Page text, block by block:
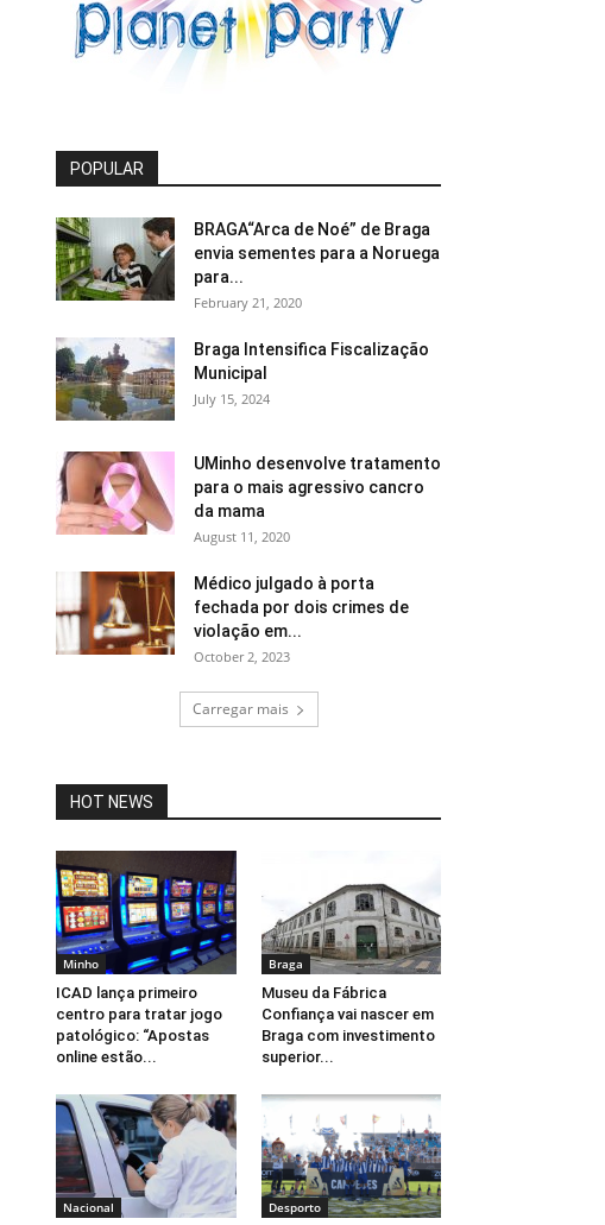
POPULAR
BRAGA“Arca de Noé” de Braga
envia sementes para a Noruega
para...
February 21, 2020
Braga Intensifica Fiscalização
Municipal
July 15, 2024
UMinho desenvolve tratamento
para o mais agressivo cancro
da mama
August 11, 2020
Médico julgado à porta
fechada por dois crimes de
violação em...
October 2, 2023
Carregar mais
HOT NEWS
Minho
ICAD lança primeiro
centro para tratar jogo
patológico: “Apostas
online estão...
Braga
Museu da Fábrica
Confiança vai nascer em
Braga com investimento
superior...
Nacional Desporto